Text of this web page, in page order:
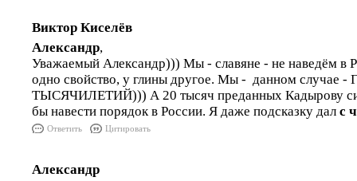
Виктор Киселёв
Александр,
Уважаемый Александр))) Мы - славяне - не наведём в
одно свойство, у глины другое. Мы - данном случае
ТЫСЯЧИЛЕТИЙ))) А 20 тысяч преданных Кадырову
бы навести порядок в России. Я даже подсказку дал с
Ответить Цитировать
Александр